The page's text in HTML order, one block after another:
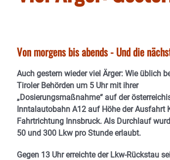
Von morgens bis abends - Und die
Auch gestern wieder viel Ärger: Wie üblich
Tiroler Behörden um 5 Uhr mit ihrer
„Dosierungsmaßnahme“ auf der
Inntalautobahn A12 auf Höhe der Ausfahrt
Fahrtrichtung Innsbruck. Als Durchlauf
50 und 300 Lkw pro Stunde erlaubt.
Gegen 13 Uhr erreichte der Lkw-Rückstau